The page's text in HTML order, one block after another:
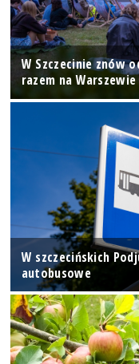
W Szczecinie znów
razem na Warszewie
W szczecińskich
autobusowe